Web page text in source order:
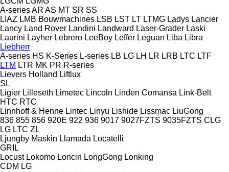
A-seriesAR AS MT SR SS
LIAZ LMB Bouwmachines LSB LST LT LTMG Ladys Lancier
Lancy Land Rover Landini Landward Laser-Grader Laski
Laurini Layher Lebrero LeeBoy Leffer Leguan Liba Libra
Liebherr
A-series HS K-Series L-series LB LG LH LR LRB LTC LTF
LTM LTR MK PR R-series
Lievers Holland Liftlux
SL
Ligier Lilleseth Limetec Lincoln Linden Comansa Link-Belt
HTC RTC
Linnhoff & Henne Lintec Linyu Lishide Lissmac LiuGong
836 855 856 920E 922 936 9017 9027FZTS 9035FZTS CLG
LG LTC ZL
Ljungby Maskin Llamada Locatelli
GRIL
Locust Lokomo Loncin LongGong Lonking
CDM LG